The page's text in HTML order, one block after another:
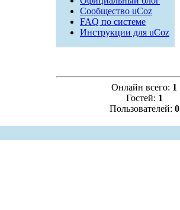
Сообщество uCoz
FAQ по системе
Инструкции для uCoz
Онлайн всего: 1
Гостей: 1
Пользователей: 0